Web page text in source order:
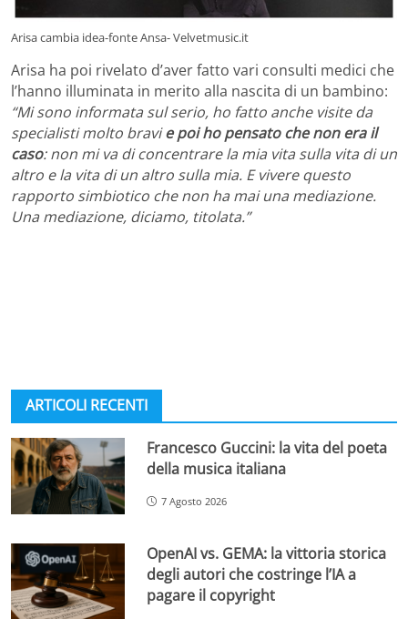
Arisa cambia idea-fonte Ansa- Velvetmusic.it
Arisa ha poi rivelato d’aver fatto vari consulti medici che
l’hanno illuminata in merito alla nascita di un bambino:
“Mi sono informata sul serio, ho fatto anche visite da
specialisti molto bravie poi ho pensato che non era il
caso: non mi va di concentrare la mia vita sulla vita di un
altro e la vita di un altro sulla mia. E vivere questo
rapporto simbiotico che non ha mai una mediazione.
Una mediazione, diciamo, titolata.”
ARTICOLI RECENTI
Francesco Guccini: la vita del poeta
della musica italiana
7 Agosto 2026
OpenAI vs. GEMA: la vittoria storica
degli autori che costringe l’IA a
pagare il copyright